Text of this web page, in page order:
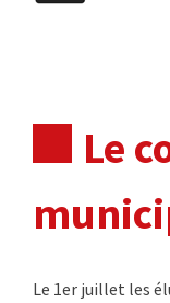
Le
Le 1er juillet les